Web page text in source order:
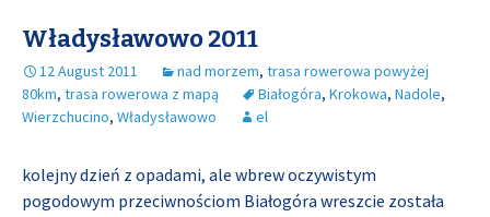
Władysławowo 2011
12 August 2011 nad morzem, trasa rowerowa powyżej
80km, trasa rowerowa z mapą Białogóra, Krokowa, Nadole,
Wierzchucino, Władysławowo el
kolejny dzień z opadami, ale wbrew oczywistym
pogodowym przeciwnościom Białogóra wreszcie została